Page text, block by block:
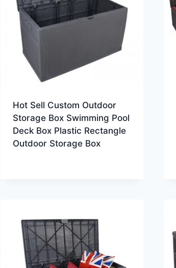
Hot Sell Custom Outdoor
Storage Box Swimming Pool
Deck Box Plastic Rectangle
Outdoor Storage Box